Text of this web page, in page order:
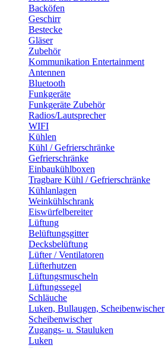
Backöfen
Geschirr
Bestecke
Gläser
Zubehör
Kommunikation Entertainment
Antennen
Bluetooth
Funkgeräte
Funkgeräte Zubehör
Radios/Lautsprecher
WIFI
Kühlen
Kühl / Gefrierschränke
Gefrierschränke
Einbaukühlboxen
Tragbare Kühl / Gefrierschränke
Kühlanlagen
Weinkühlschrank
Eiswürfelbereiter
Lüftung
Belüftungsgitter
Decksbelüftung
Lüfter / Ventilatoren
Lüfterhutzen
Lüftungsmuscheln
Lüftungssegel
Schläuche
Luken, Bullaugen, Scheibenwischer
Scheibenwischer
Zugangs- u. Stauluken
Luken